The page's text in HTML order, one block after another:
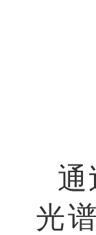
通
光